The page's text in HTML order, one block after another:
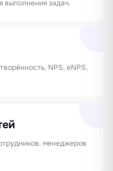
выполнения задач.
NPS, eNPS,
менеджеров